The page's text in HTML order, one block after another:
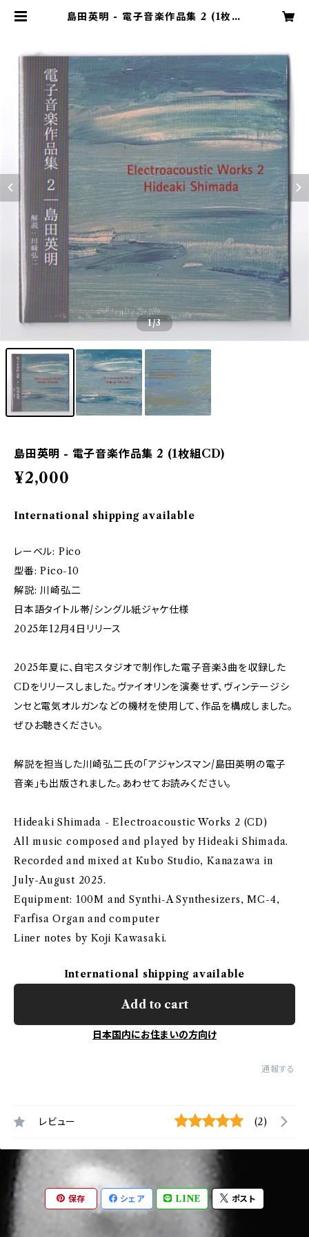
島田英明 - 電子音楽作品集 2 (1枚組
1/3
島田英明 - 電子音楽作品集 2 (1枚組CD)
¥2,000
International shipping available
レーベル: Pico
型番: Pico-10
解説: 川崎弘二
日本語タイトル帯/シングル紙ジャケ仕様
2025年12月4日リリース
2025年夏に、自宅スタジオで制作した電子音楽3曲を収録した
CDをリリースしました。ヴァイオリンを演奏せず、ヴィンテージシ
ンセと電気オルガンなどの機材を使用して、作品を構成しました。
ぜひお聴きください。
解説を担当した川崎弘二氏の「アジャンスマン/島田英明の電子
音楽」も出版されました。あわせてお読みください。
Hideaki Shimada - Electroacoustic Works 2 (CD)
All music composed and played by Hideaki Shimada.
Recorded and mixed at Kubo Studio, Kanazawa in
July-August 2025.
Equipment: 100M and Synthi-A Synthesizers, MC-4,
Farfisa Organ and computer
Liner notes by Koji Kawasaki.
International shipping available
Add to cart
日本国内にお住まいの方向け
通報する
レビュー (2)
保存 シェア LINE ポスト